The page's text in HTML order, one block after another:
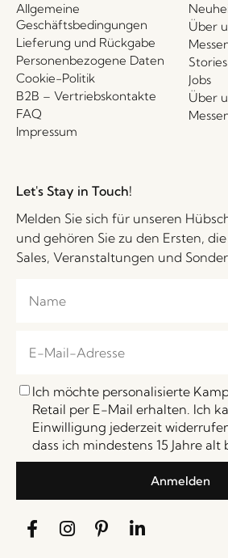
Allgemeine
Geschäftsbedingungen
Lieferung und Rückgabe
Personenbezogene Daten
Cookie-Politik
B2B – Vertriebskontakte
FAQ
Impressum
Über
Stories
Jobs
Über
Let's Stay in Touch!
Melden Sie sich für unseren
und gehören Sie zu den Ersten,
Sales, Veranstaltungen und
Ich möchte personalisierte
Retail per E-Mail erhalten. Ich
Einwilligung jederzeit
dass ich mindestens 15 Jahre alt
Anmelden